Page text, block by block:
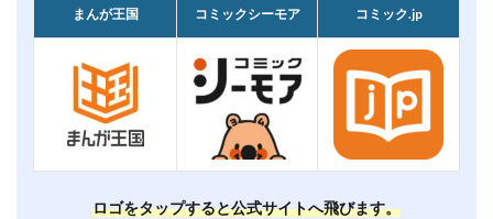
まんが王国 コミックシーモア コミック.jp
ロゴをタップすると公式サイトへ飛びます。